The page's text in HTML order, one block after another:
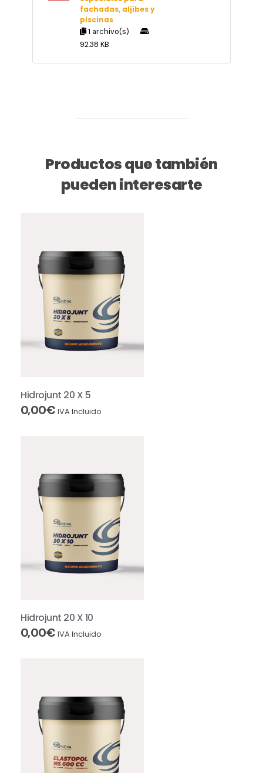
fachadas, aljibes y
piscinas
1 archivo(s)
92.38 KB
Productos que también
pueden interesarte
Hidrojunt 20 X 5
0,00€ IVA Incluido
Hidrojunt 20 X 10
0,00€ IVA Incluido